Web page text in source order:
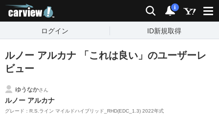
検索 通知
i
ログイン ID新規取得
ルノー アルカナ 「これは良い」のユーザーレ
ビュー
ゆうなかさん
ルノー アルカナ
グレード：R.S.ライン マイルドハイブリッド_RHD(EDC_1.3) 2022年式